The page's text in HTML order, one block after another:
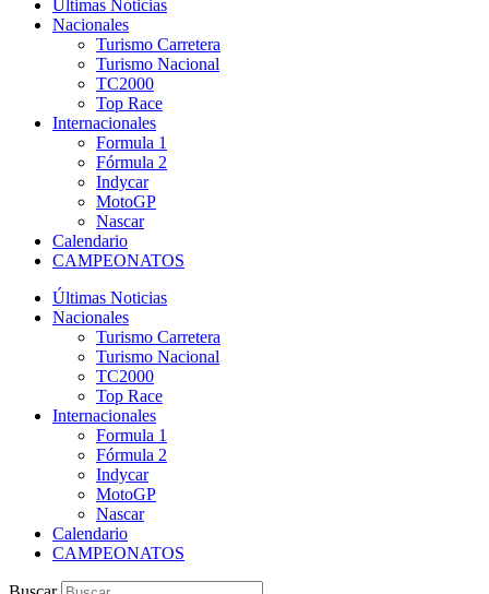
Últimas Noticias
Nacionales
Turismo Carretera
Turismo Nacional
TC2000
Top Race
Internacionales
Formula 1
Fórmula 2
Indycar
MotoGP
Nascar
Calendario
CAMPEONATOS
Últimas Noticias
Nacionales
Turismo Carretera
Turismo Nacional
TC2000
Top Race
Internacionales
Formula 1
Fórmula 2
Indycar
MotoGP
Nascar
Calendario
CAMPEONATOS